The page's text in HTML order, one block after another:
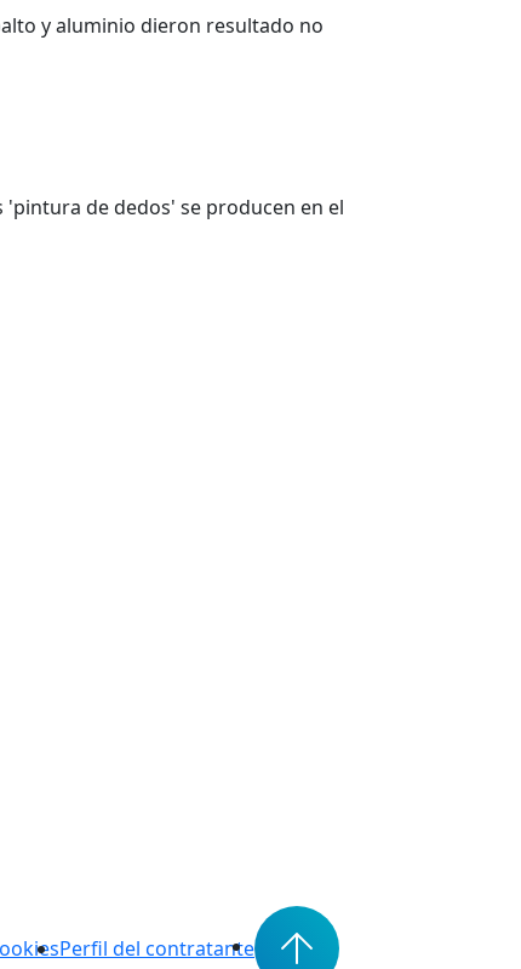
y aluminio dieron resultado no
de dedos' se producen en el
Perfil del contratante